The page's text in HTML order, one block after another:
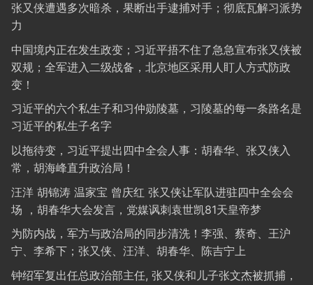
张又侠遭遇多次暗杀，果断出手逮捕对手；彻底瓦解习派势
力
中国境内正在发生政变；习近平捂不住了急急宣布张又侠被
双规；全军进入二级战备，北京地区采用人盯人方式防政
变！
习近平的六个私生子和习仲勋陵墓，习陵墓的每一条路名是
习近平的私生子名字
以拖待变，习近平提出四中全会人事：胡春华、张又侠入
常，胡海峰直升政治局！
汪洋 胡锦涛 温家宝 曾庆红 张又侠让军队进驻四中全会会
场 ，胡春华大会发言，党媒讽刺袁世凯81天皇帝梦
为防内战，军方与政治局的同步清洗！李强、蔡奇、王沪
宁、李希下；张又侠、汪洋、胡春华、陈吉宁上
钟绍军复出任总政治部主任, 张又侠和儿子张文杰被抓捕，